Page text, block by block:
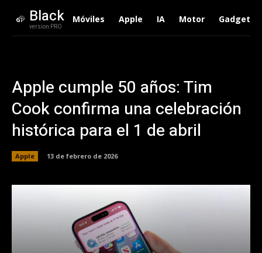
Black
version PRO
Móviles Apple IA Motor Gadgets
Apple cumple 50 años: Tim
Cook confirma una celebración
histórica para el 1 de abril
Apple 13 de febrero de 2026